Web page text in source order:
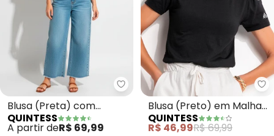
Quintess - Blusa (Preta) com
Blusa (Preta) com
Bordado em Ramos
QUINTESS
A partir deR$ 69,99
Blusa (Preto) em Malha
de Algodão Penteado
QUINTESS
R$ 46,99R$ 69,99